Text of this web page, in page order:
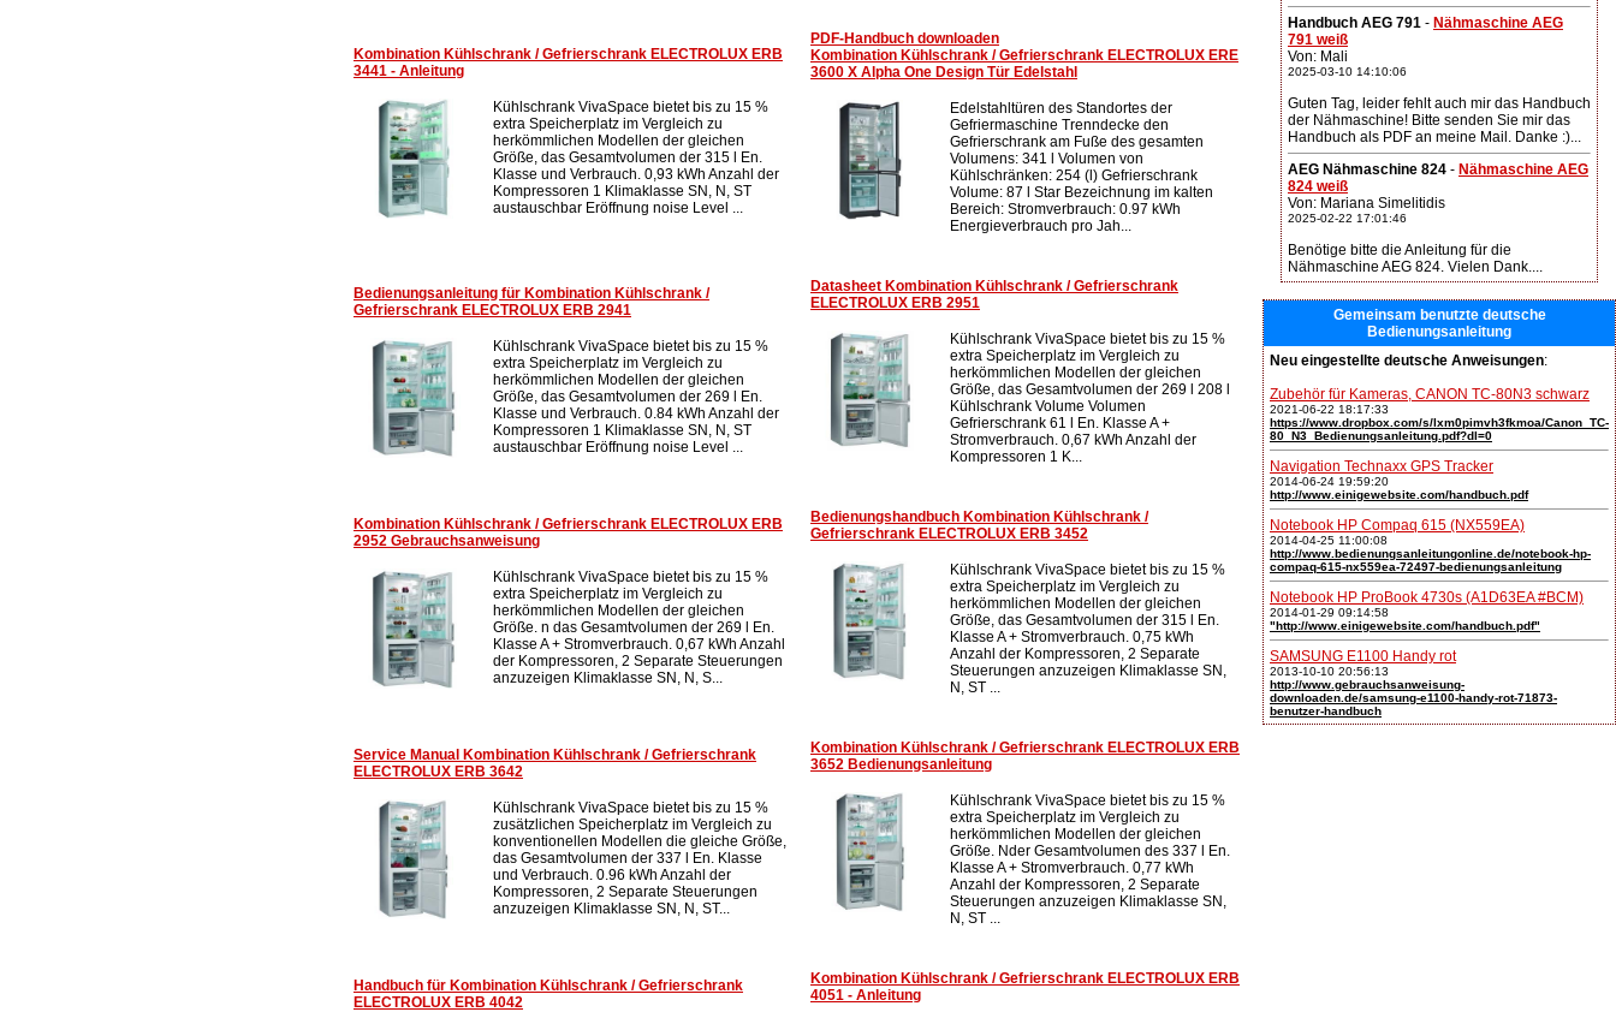
Kombination Kühlschrank / Gefrierschrank ELECTROLUX ERB
3441 - Anleitung
Kühlschrank VivaSpace bietet bis zu 15 %
extra Speicherplatz im Vergleich zu
herkömmlichen Modellen der gleichen
Größe, das Gesamtvolumen der 315 l En.
Klasse und Verbrauch. 0,93 kWh Anzahl der
Kompressoren 1 Klimaklasse SN, N, ST
austauschbar Eröffnung noise Level ...
PDF-Handbuch downloaden
Kombination Kühlschrank / Gefrierschrank ELECTROLUX ERE
3600 X Alpha One Design Tür Edelstahl
Edelstahltüren des Standortes der
Gefriermaschine Trenndecke den
Gefrierschrank am Fuße des gesamten
Volumens: 341 l Volumen von
Kühlschränken: 254 (l) Gefrierschrank
Volume: 87 l Star Bezeichnung im kalten
Bereich: Stromverbrauch: 0.97 kWh
Energieverbrauch pro Jah...
Bedienungsanleitung für Kombination Kühlschrank /
Gefrierschrank ELECTROLUX ERB 2941
Kühlschrank VivaSpace bietet bis zu 15 %
extra Speicherplatz im Vergleich zu
herkömmlichen Modellen der gleichen
Größe, das Gesamtvolumen der 269 l En.
Klasse und Verbrauch. 0.84 kWh Anzahl der
Kompressoren 1 Klimaklasse SN, N, ST
austauschbar Eröffnung noise Level ...
Datasheet Kombination Kühlschrank / Gefrierschrank
ELECTROLUX ERB 2951
Kühlschrank VivaSpace bietet bis zu 15 %
extra Speicherplatz im Vergleich zu
herkömmlichen Modellen der gleichen
Größe, das Gesamtvolumen der 269 l 208 l
Kühlschrank Volume Volumen
Gefrierschrank 61 l En. Klasse A +
Stromverbrauch. 0,67 kWh Anzahl der
Kompressoren 1 K...
Kombination Kühlschrank / Gefrierschrank ELECTROLUX ERB
2952 Gebrauchsanweisung
Kühlschrank VivaSpace bietet bis zu 15 %
extra Speicherplatz im Vergleich zu
herkömmlichen Modellen der gleichen
Größe. n das Gesamtvolumen der 269 l En.
Klasse A + Stromverbrauch. 0,67 kWh Anzahl
der Kompressoren, 2 Separate Steuerungen
anzuzeigen Klimaklasse SN, N, S...
Bedienungshandbuch Kombination Kühlschrank /
Gefrierschrank ELECTROLUX ERB 3452
Kühlschrank VivaSpace bietet bis zu 15 %
extra Speicherplatz im Vergleich zu
herkömmlichen Modellen der gleichen
Größe, das Gesamtvolumen der 315 l En.
Klasse A + Stromverbrauch. 0,75 kWh
Anzahl der Kompressoren, 2 Separate
Steuerungen anzuzeigen Klimaklasse SN,
N, ST ...
Service Manual Kombination Kühlschrank / Gefrierschrank
ELECTROLUX ERB 3642
Kühlschrank VivaSpace bietet bis zu 15 %
zusätzlichen Speicherplatz im Vergleich zu
konventionellen Modellen die gleiche Größe,
das Gesamtvolumen der 337 l En. Klasse
und Verbrauch. 0.96 kWh Anzahl der
Kompressoren, 2 Separate Steuerungen
anzuzeigen Klimaklasse SN, N, ST...
Kombination Kühlschrank / Gefrierschrank ELECTROLUX ERB
3652 Bedienungsanleitung
Kühlschrank VivaSpace bietet bis zu 15 %
extra Speicherplatz im Vergleich zu
herkömmlichen Modellen der gleichen
Größe. Nder Gesamtvolumen des 337 l En.
Klasse A + Stromverbrauch. 0,77 kWh
Anzahl der Kompressoren, 2 Separate
Steuerungen anzuzeigen Klimaklasse SN,
N, ST ...
Handbuch für Kombination Kühlschrank / Gefrierschrank
ELECTROLUX ERB 4042
Kombination Kühlschrank / Gefrierschrank ELECTROLUX ERB
4051 - Anleitung
Handbuch AEG 791 - Nähmaschine AEG
791 weiß
Von: Mali
2025-03-10 14:10:06
Guten Tag, leider fehlt auch mir das Handbuch
der Nähmaschine! Bitte senden Sie mir das
Handbuch als PDF an meine Mail. Danke :)...
AEG Nähmaschine 824 - Nähmaschine AEG
824 weiß
Von: Mariana Simelitidis
2025-02-22 17:01:46
Benötige bitte die Anleitung für die
Nähmaschine AEG 824. Vielen Dank....
Gemeinsam benutzte deutsche
Bedienungsanleitung
Neu eingestellte deutsche Anweisungen:
Zubehör für Kameras, CANON TC-80N3 schwarz
2021-06-22 18:17:33
https://www.dropbox.com/s/lxm0pimvh3fkmoa/Canon_TC-
80_N3_Bedienungsanleitung.pdf?dl=0
Navigation Technaxx GPS Tracker
2014-06-24 19:59:20
http://www.einigewebsite.com/handbuch.pdf
Notebook HP Compaq 615 (NX559EA)
2014-04-25 11:00:08
http://www.bedienungsanleitungonline.de/notebook-hp-
compaq-615-nx559ea-72497-bedienungsanleitung
Notebook HP ProBook 4730s (A1D63EA #BCM)
2014-01-29 09:14:58
"http://www.einigewebsite.com/handbuch.pdf"
SAMSUNG E1100 Handy rot
2013-10-10 20:56:13
http://www.gebrauchsanweisung-
downloaden.de/samsung-e1100-handy-rot-71873-
benutzer-handbuch